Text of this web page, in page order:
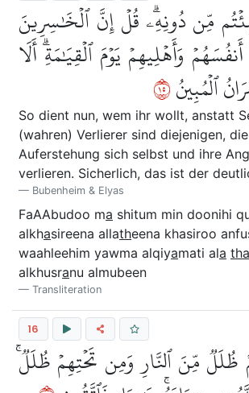
مِّن دُونِهِۦۗ قُلۡ إِنَّ ٱلۡخَٰسِرِينَ
وَأَهۡلِيهِمۡ يَوۡمَ ٱلۡقِيَٰمَةِۗ أَلَا
ٱلۡمُبِينُ٥١
So dient nun, wem ihr wollt, anstatt
(wahren) Verlierer sind diejenigen,
Auferstehung sich selbst und ihre
verlieren. Sicherlich, das ist der
Bubenheim & Elyas
FaAAbudoo ma shitum min doonihi
alkhasireena allatheena khasiroo
waahleehim yawma alqiyamati ala tha
alkhusranu almubeen
Transliteration
16
ظُلَلٞ مِّنَ ٱلنَّارِ وَمِن تَحۡتِهِمۡ ظُلَلٞۚ